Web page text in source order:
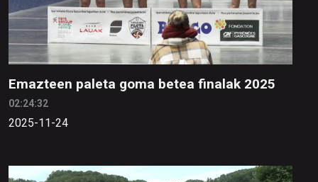
Emazteen paleta goma betea finalak 2025
02:24:32
2025-11-24